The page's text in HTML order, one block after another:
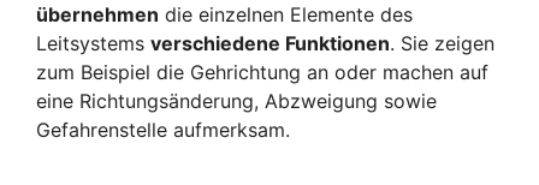
übernehmen die einzelnen Elemente des
Leitsystems verschiedene Funktionen. Sie zeigen
zum Beispiel die Gehrichtung an oder machen auf
eine Richtungsänderung, Abzweigung sowie
Gefahrenstelle aufmerksam.